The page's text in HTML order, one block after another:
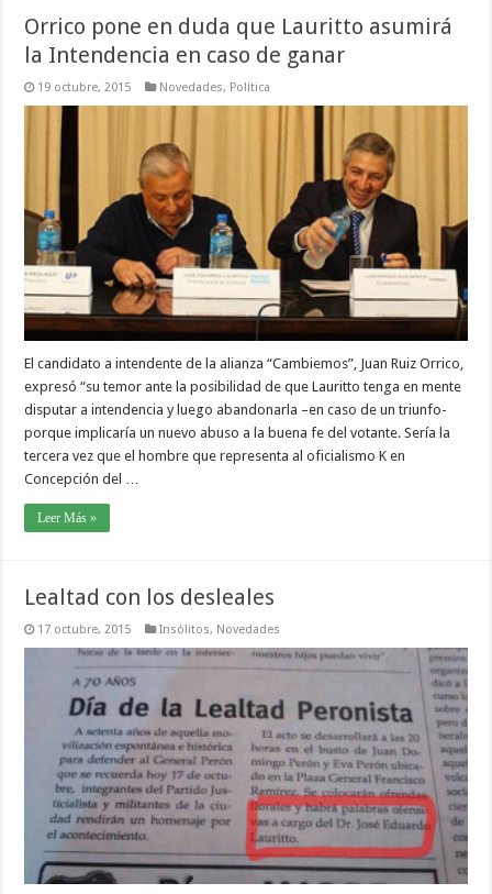
Orrico pone en duda que Lauritto asumirá
la Intendencia en caso de ganar
19 octubre, 2015 Novedades, Política
El candidato a intendente de la alianza “Cambiemos”, Juan Ruiz Orrico,
expresó “su temor ante la posibilidad de que Lauritto tenga en mente
disputar a intendencia y luego abandonarla –en caso de un triunfo-
porque implicaría un nuevo abuso a la buena fe del votante. Sería la
tercera vez que el hombre que representa al oficialismo K en
Concepción del …
Leer Más »
Lealtad con los desleales
17 octubre, 2015 Insólitos, Novedades